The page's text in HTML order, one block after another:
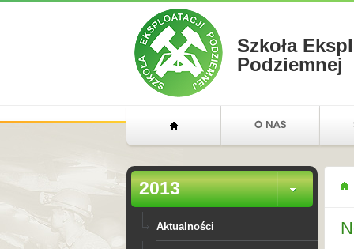
Szkoła
Podziemnej
2013
Aktualności